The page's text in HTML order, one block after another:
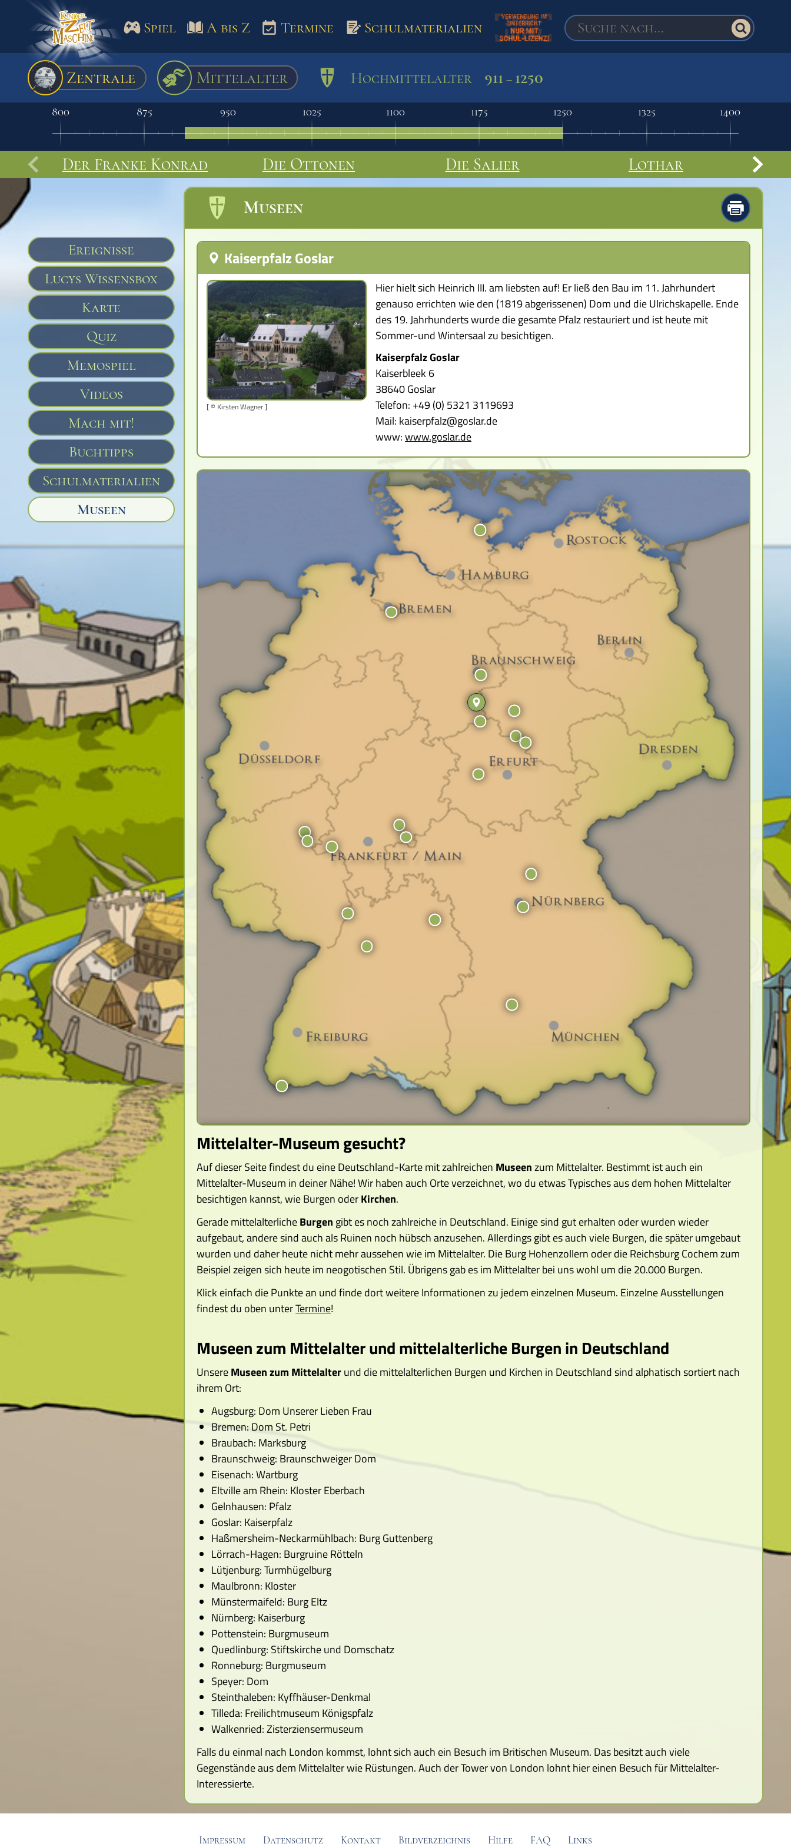
Spiel
Termine
Schulmaterialien
Spiel A bis Z Termine Schulmaterialien
Zentrale Mittelalter Hochmittelalter 911 – 1250
800 875 950 1025 1100 1175 1250 1325 1400
Der Franke Konrad Die Ottonen Die Salier Lothar
Ereignisse
Lucys Wissensbox
Karte
Quiz
Memospiel
Videos
Mach mit!
Buchtipps
Schulmaterialien
Museen
Museen
Kaiserpfalz Goslar
[ © Kirsten Wagner ]
Hier hielt sich Heinrich III. am liebsten auf! Er ließ den Bau im 11. Jahrhundert
genauso errichten wie den (1819 abgerissenen) Dom und die Ulrichskapelle. Ende
des 19. Jahrhunderts wurde die gesamte Pfalz restauriert und ist heute mit
Sommer-und Wintersaal zu besichtigen.
Kaiserpfalz Goslar
Kaiserbleek 6
38640 Goslar
Telefon: +49 (0) 5321 3119693
Mail: kaiserpfalz@goslar.de
www:www.goslar.de
Mittelalter-Museum gesucht?
Auf dieser Seite findest du eine Deutschland-Karte mit zahlreichen Museenzum Mittelalter. Bestimmt ist auch ein
Mittelalter-Museum in deiner Nähe! Wir haben auch Orte verzeichnet, wo du etwas Typisches aus dem hohen Mittelalter
besichtigen kannst, wie Burgen oderKirchen.
Gerade mittelalterlicheBurgen gibt es noch zahlreiche in Deutschland. Einige sind gut erhalten oder wurden wieder
aufgebaut, andere sind auch als Ruinen noch hübsch anzusehen. Allerdings gibt es auch viele Burgen, die später umgebaut
wurden und daher heute nicht mehr aussehen wie im Mittelalter. Die Burg Hohenzollern oder die Reichsburg Cochem zum
Beispiel zeigen sich heute im neogotischen Stil. Übrigens gab es im Mittelalter bei uns wohl um die 20.000 Burgen.
Klick einfach die Punkte an und finde dort weitere Informationen zu jedem einzelnen Museum. Einzelne Ausstellungen
findest du oben unterTermine!
Museen zum Mittelalter und mittelalterliche Burgen in Deutschland
UnsereMuseen zum Mittelalterund die mittelalterlichen Burgen und Kirchen in Deutschland sind alphatisch sortiert nach
ihrem Ort:
Augsburg: Dom Unserer Lieben Frau
Bremen: Dom St. Petri
Braubach: Marksburg
Braunschweig: Braunschweiger Dom
Eisenach: Wartburg
Eltville am Rhein: Kloster Eberbach
Gelnhausen: Pfalz
Goslar: Kaiserpfalz
Haßmersheim-Neckarmühlbach: Burg Guttenberg
Lörrach-Hagen: Burgruine Rötteln
Lütjenburg: Turmhügelburg
Maulbronn: Kloster
Münstermaifeld: Burg Eltz
Nürnberg: Kaiserburg
Pottenstein: Burgmuseum
Quedlinburg: Stiftskirche und Domschatz
Ronneburg: Burgmuseum
Speyer: Dom
Steinthaleben: Kyffhäuser-Denkmal
Tilleda: Freilichtmuseum Königspfalz
Walkenried: Zisterziensermuseum
Falls du einmal nach London kommst, lohnt sich auch ein Besuch im Britischen Museum. Das besitzt auch viele
Gegenstände aus dem Mittelalter wie Rüstungen. Auch der Tower von London lohnt hier einen Besuch für Mittelalter-
Interessierte.
Impressum Datenschutz Kontakt Bildverzeichnis Hilfe FAQ Links